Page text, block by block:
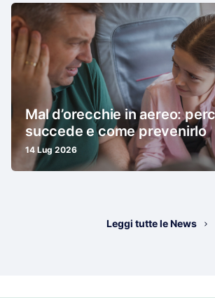
Mal d’orecchie in aereo:
succede e come prevenirlo
14 Lug 2026
Leggi tutte le News